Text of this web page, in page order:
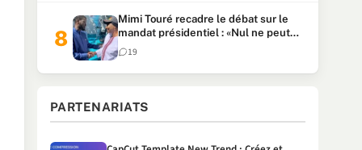
Mimi Touré recadre le débat sur le
mandat présidentiel : «Nul ne peut
faire plus de deux mandats
consécutifs de 5 ans»
19
PARTENARIATS